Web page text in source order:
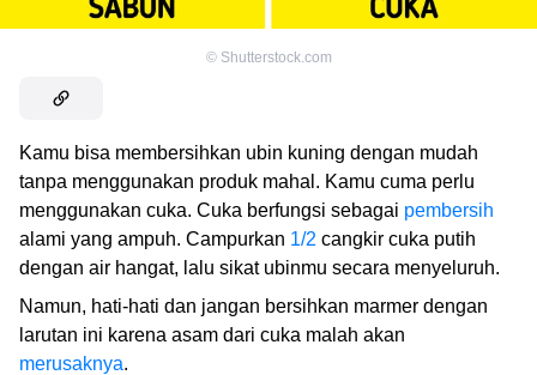
© Shutterstock.com
Kamu bisa membersihkan ubin kuning dengan mudah
tanpa menggunakan produk mahal. Kamu cuma perlu
menggunakan cuka. Cuka berfungsi sebagai pembersih
alami yang ampuh. Campurkan 1/2 cangkir cuka putih
dengan air hangat, lalu sikat ubinmu secara menyeluruh.
Namun, hati-hati dan jangan bersihkan marmer dengan
larutan ini karena asam dari cuka malah akan
merusaknya.